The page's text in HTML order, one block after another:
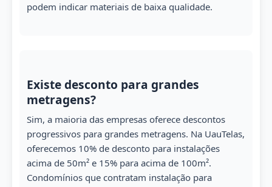
podem indicar materiais de baixa qualidade.
Existe desconto para grandes
metragens?
Sim, a maioria das empresas oferece descontos
progressivos para grandes metragens. Na UauTelas,
oferecemos 10% de desconto para instalações
acima de 50m² e 15% para acima de 100m².
Condomínios que contratam instalação para